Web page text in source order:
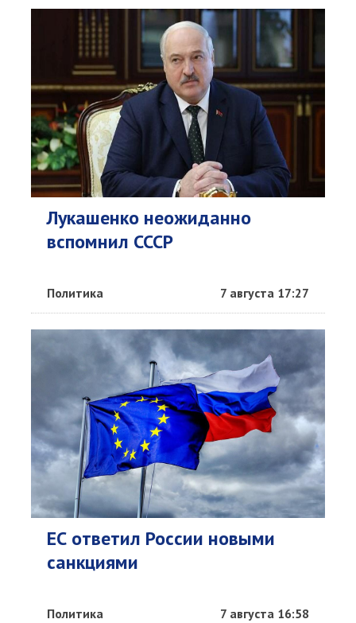
Лукашенко неожиданно
вспомнил СССР
Политика 7 августа 17:27
ЕС ответил России новыми
санкциями
Политика 7 августа 16:58